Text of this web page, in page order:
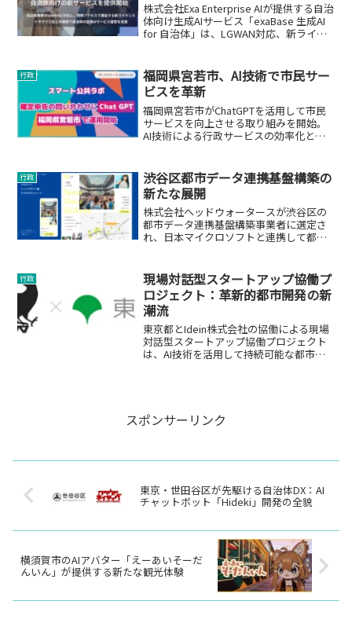
株式会社Exa Enterprise AIが提供する自治
体向け生成AIサービス「exaBase 生成AI
for 自治体」は、LGWAN対応、新ライセ
メーションを支援します。
行政
福岡県宮若市、AI技術で市民サー
ビスを革新
福岡県宮若市がChatGPTを活用して市民
サービスを向上させる取り組みを開始。
AI技術による行政サービスの効率化と品
行政
渋谷区都市データ連携基盤構築の
新たな展開
株式会社ヘッドウォータースが渋谷区の
都市データ連携基盤構築事業者に選定さ
れ、日本マイクロソフトと連携して都市
行政
現場対話型スタートアップ協働プ
ロジェクト：革新的都市開発の新
潮流
東京都とIdein株式会社の協働による現場
対話型スタートアップ協働プロジェクト
は、AI技術を活用して持続可能な都市開
スポンサーリンク
東京・世田谷区が先駆ける自治体DX：AI
チャットボット「Hideki」開発の全貌
横須賀市のAIアバター「えーあいそーだ
んいん」が提供する新たな観光体験